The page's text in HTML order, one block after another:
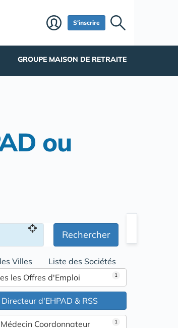
S'inscrire
GROUPE MAISON DE RETRAITE
ou
Rechercher
Villes Liste des Sociétés
1
les Offres d'Emploi
d'EHPAD & RSS
1
Coordonnateur